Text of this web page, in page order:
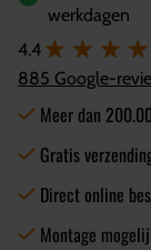
werkdagen
4.4
885 Google-
Meer dan
Gratis
Direct online
Montage